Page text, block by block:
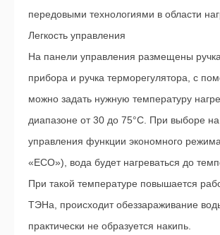
передовыми технологиями в области
Легкость управления
На панели управления размещены
прибора и ручка терморегулятора, с
можно задать нужную температуру
диапазоне от 30 до 75°С. При выборе
управления функции экономного
«ЕCO»), вода будет нагреваться до
При такой температуре повышается
ТЭНа, происходит обеззараживание
практически не образуется накипь.